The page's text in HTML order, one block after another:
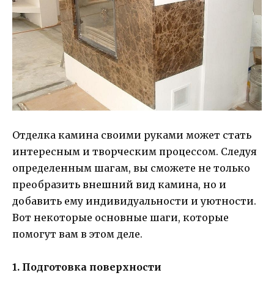
Отделка камина своими руками может стать
интересным и творческим процессом. Следуя
определенным шагам, вы сможете не только
преобразить внешний вид камина, но и
добавить ему индивидуальности и уютности.
Вот некоторые основные шаги, которые
помогут вам в этом деле.
1. Подготовка поверхности